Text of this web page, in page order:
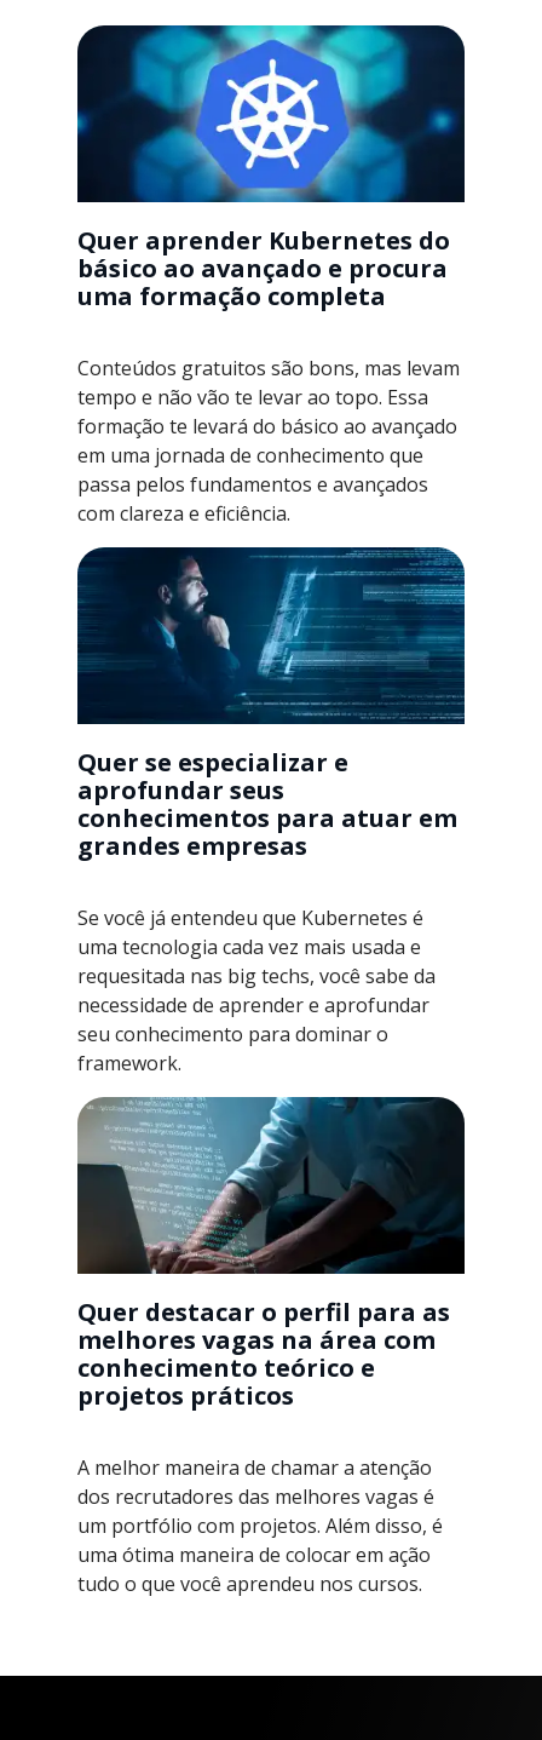
Quer aprender Kubernetes do
básico ao avançado e procura
uma formação completa
Conteúdos gratuitos são bons, mas levam
tempo e não vão te levar ao topo. Essa
formação te levará do básico ao avançado
em uma jornada de conhecimento que
passa pelos fundamentos e avançados
com clareza e eficiência.
Quer se especializar e
aprofundar seus
conhecimentos para atuar em
grandes empresas
Se você já entendeu que Kubernetes é
uma tecnologia cada vez mais usada e
requesitada nas big techs, você sabe da
necessidade de aprender e aprofundar
seu conhecimento para dominar o
framework.
Quer destacar o perfil para as
melhores vagas na área com
conhecimento teórico e
projetos práticos
A melhor maneira de chamar a atenção
dos recrutadores das melhores vagas é
um portfólio com projetos. Além disso, é
uma ótima maneira de colocar em ação
tudo o que você aprendeu nos cursos.